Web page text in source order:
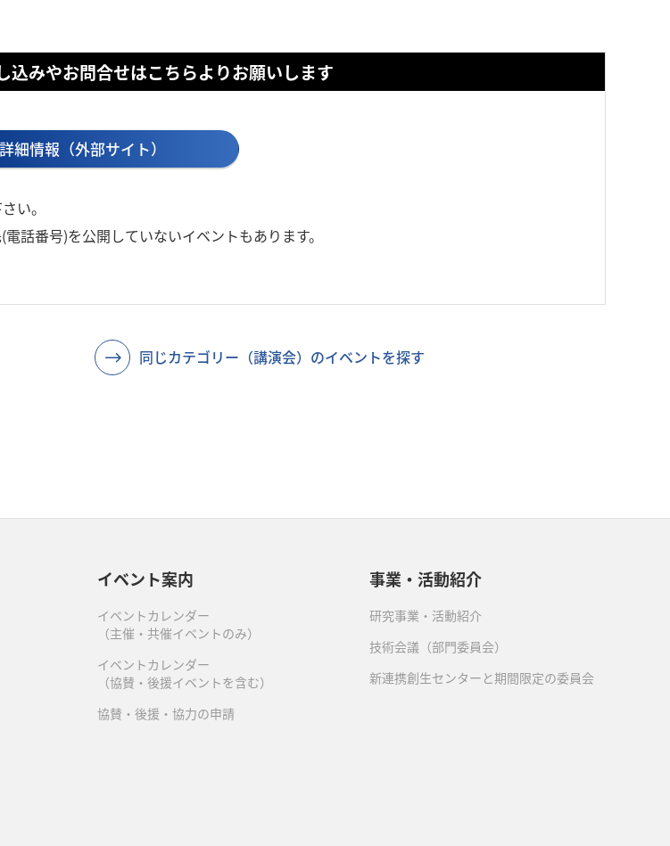
込みやお問合せはこちらよりお願いします
詳細情報（外部サイト）
い。
話番号)を公開していないイベントもあります。
同じカテゴリー（講演会）のイベントを探す
イベント案内
イベントカレンダー
（主催・共催イベントのみ）
イベントカレンダー
（協賛・後援イベントを含む）
協賛・後援・協力の申請
事業・活動紹介
研究事業・活動紹介
技術会議（部門委員会）
新連携創生センターと期間限定の委員会